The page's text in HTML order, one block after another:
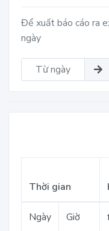
Để xuất báo cáo ra
ngày
Thời gian
Ngày Giờ